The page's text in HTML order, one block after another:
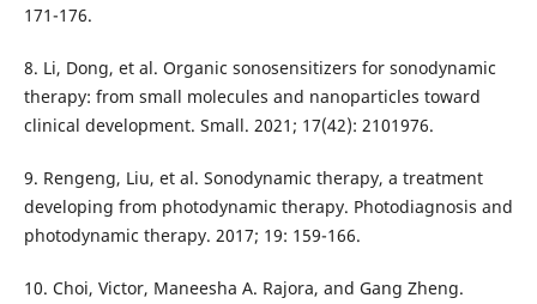
171-176.
8. Li, Dong, et al. Organic sonosensitizers for sonodynamic
therapy: from small molecules and nanoparticles toward
clinical development. Small. 2021; 17(42): 2101976.
9. Rengeng, Liu, et al. Sonodynamic therapy, a treatment
developing from photodynamic therapy. Photodiagnosis and
photodynamic therapy. 2017; 19: 159-166.
10. Choi, Victor, Maneesha A. Rajora, and Gang Zheng.